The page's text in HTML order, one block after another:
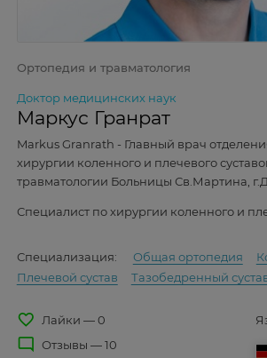
Ортопедия и травматология
Доктор медицинских наук
Маркус Гранрат
Markus Granrath - Главный врач
хирургии коленного и плечевого
травматологии Больницы Св.Мартина,
Специалист по хирургии коленного и
Специализация: Общая ортопедия
Плечевой сустав
Тазобедренный
favorite_border Лайки — 0
mode_comment Отзывы — 10